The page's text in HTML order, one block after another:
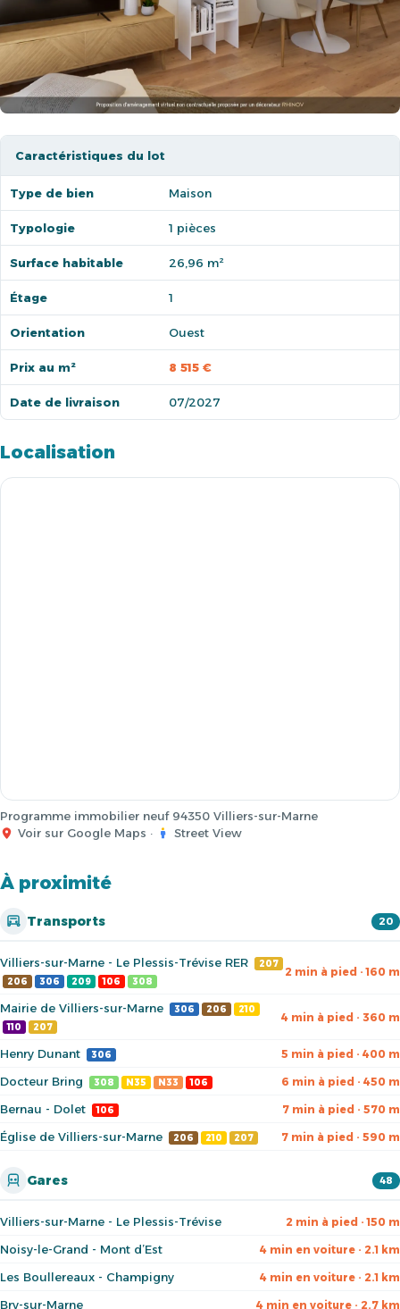
Caractéristiques du lot
Type de bien Maison
Typologie 1 pièces
Surface habitable 26,96 m²
Étage 1
Orientation Ouest
Prix au m² 8 515 €
Date de livraison 07/2027
Localisation
Programme immobilier neuf 94350 Villiers-sur-Marne
Voir sur Google Maps · Street View
À proximité
Transports 20
Villiers-sur-Marne - Le Plessis-Trévise RER
207
206
306 209 106 308
2 min à pied · 160 m
Mairie de Villiers-sur-Marne 306 206
210
110
207
4 min à pied · 360 m
Henry Dunant 306 5 min à pied · 400 m
Docteur Bring 308 N35 N33 106 6 min à pied · 450 m
Bernau - Dolet 106 7 min à pied · 570 m
Église de Villiers-sur-Marne 206 210 207 7 min à pied · 590 m
Gares 48
Villiers-sur-Marne - Le Plessis-Trévise 2 min à pied · 150 m
Noisy-le-Grand - Mont d’Est 4 min en voiture · 2.1 km
Les Boullereaux - Champigny 4 min en voiture · 2.1 km
Bry-sur-Marne 4 min en voiture · 2.7 km